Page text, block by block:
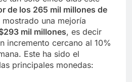
de los 265 mil millones de
una mejoría
mil millones, es decir
incremento cercano al 10%
Este ha sido el
principales monedas: